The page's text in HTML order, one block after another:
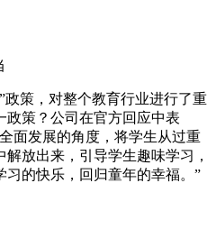
政策，对整个教育行业进行了重
政策？公司在官方回应中表
面发展的角度，将学生从过重
放出来，引导学生趣味学习，
习的快乐，回归童年的幸福。”